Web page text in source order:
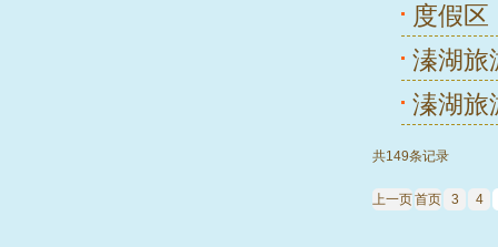
度假
溱湖旅
溱湖旅
共149条记录
上一页首页 3 4